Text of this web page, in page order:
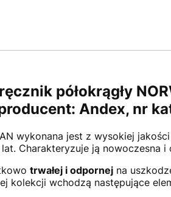
półokrągły
Andex, nr
wykonana jest z wysokiej jakości
Charakteryzuje ją nowoczesna
trwałej i odpornejna
kolekcji wchodzą następujące